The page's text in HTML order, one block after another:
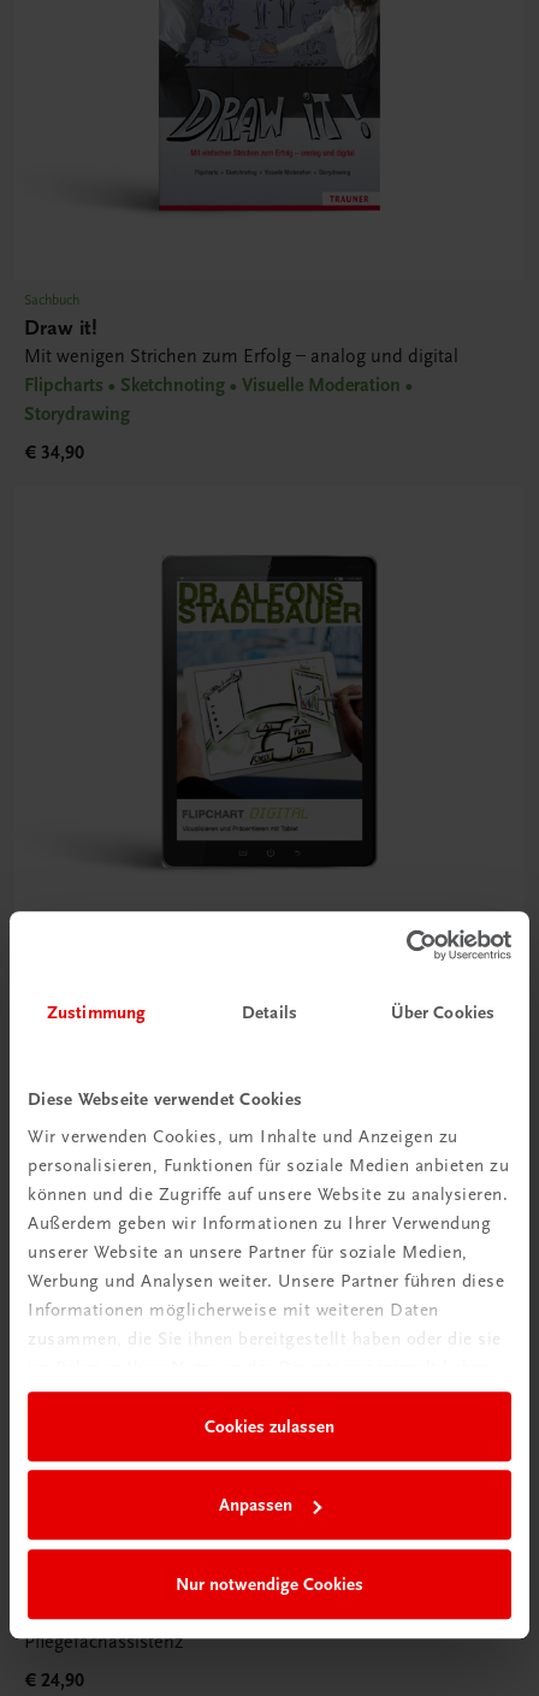
Zustimmung Details Über Cookies
Diese Webseite verwendet Cookies
Wir verwenden Cookies, um Inhalte und Anzeigen zu
personalisieren, Funktionen für soziale Medien anbieten zu
können und die Zugriffe auf unsere Website zu analysieren.
Außerdem geben wir Informationen zu Ihrer Verwendung
unserer Website an unsere Partner für soziale Medien,
Werbung und Analysen weiter. Unsere Partner führen diese
Informationen möglicherweise mit weiteren Daten
zusammen, die Sie ihnen bereitgestellt haben oder die sie
Cookies zulassen
Anpassen
Nur notwendige Cookies
Sachbuch
Draw it!
Mit wenigen Strichen zum Erfolg – analog und digital
Flipcharts • Sketchnoting • Visuelle Moderation •
Storydrawing
€ 34,90
Visualisieren und Präsentieren mit Tablet
Sachbuch
Schriftliche Arbeit im Fachbereich PFA
Eine Herausforderung für Lehrerinnen und Lehrer der
Pflegefachassistenz
€ 24,90